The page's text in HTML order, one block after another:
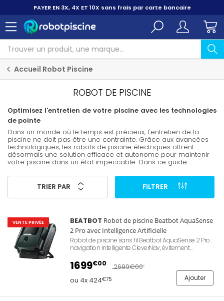
PAYER EN 3X, 4X ET 10X sans frais par carte bancaire
Accueil Robot Piscine
ROBOT DE PISCINE
Optimisez l'entretien de votre piscine avec les technologies
de pointe
Dans un monde où le temps est précieux, l'entretien de la
piscine ne doit pas être une contrainte. Grâce aux avancées
technologiques, les robots de piscine électriques offrent
désormais une solution efficace et autonome pour maintenir
votre piscine dans un état impeccable. Dans ce guide
électriques, en mettant un accent particulier sur les innovations
sans fil qui simplifient la maintenance des piscines privées et
publiques.
TRIER PAR FILTRER
VENTE PRIVÉE BEATBOT Robot de piscine Beatbot AquaSense
2 Pro avec Intelligence Artificielle
Robot de piscine sans fil Beatbot AquaSense 2 Pro :
navigation intelligente CleverNav, évitement
modes de nettoyage, nettoyage surface, application
mobile, autonomie 11 heures, piscine jusqu'à 360 m²,
garantie de 3 ans.
1699€00 2699€00
ou 4x 424€75 Ajouter